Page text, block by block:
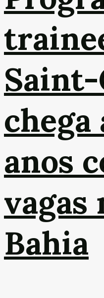
chega
anos
vagas
Bahia